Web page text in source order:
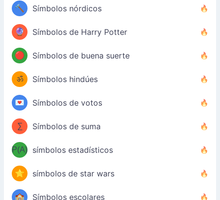
🔨 Símbolos nórdicos
🔮 Símbolos de Harry Potter
🔴 Símbolos de buena suerte
ॐ Símbolos hindúes
💌 Símbolos de votos
∑ Símbolos de suma
P(A) símbolos estadísticos
⭐ símbolos de star wars
🏫 Símbolos escolares